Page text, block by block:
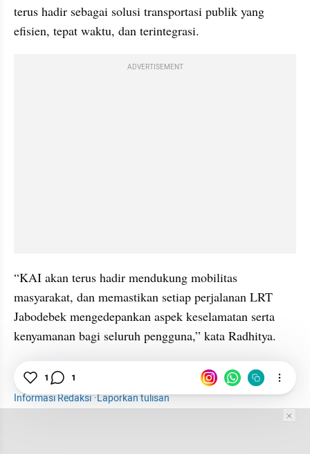
terus hadir sebagai solusi transportasi publik yang
efisien, tepat waktu, dan terintegrasi.
ADVERTISEMENT
“KAI akan terus hadir mendukung mobilitas
masyarakat, dan memastikan setiap perjalanan LRT
Jabodebek mengedepankan aspek keselamatan serta
kenyamanan bagi seluruh pengguna,” kata Radhitya.
Sektor Riil LRT Jabodebek
WFH
Informasi Redaksi·Laporkan tulisan
1 1